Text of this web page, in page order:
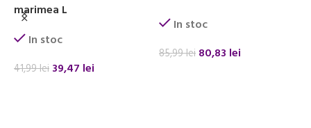
marimea L
In stoc
41,99lei 39,47 lei
In stoc
85,99lei 80,83 lei